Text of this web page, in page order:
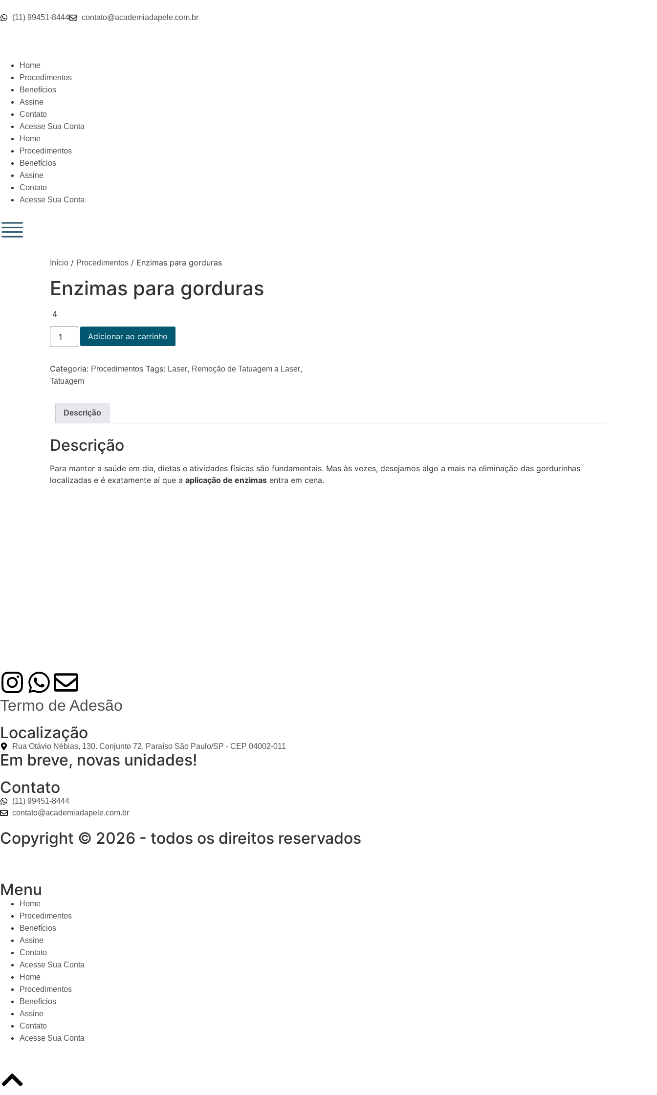
(11) 99451-8444 contato@academiadapele.com.br
Home
Procedimentos
Benefícios
Assine
Contato
Acesse Sua Conta
Home
Procedimentos
Benefícios
Assine
Contato
Acesse Sua Conta
Início / Procedimentos / Enzimas para gorduras
Enzimas para gorduras
4
Adicionar ao carrinho
Categoria: Procedimentos Tags: Laser, Remoção de Tatuagem a Laser,
Tatuagem
Descrição
Descrição
Para manter a saúde em dia, dietas e atividades físicas são fundamentais. Mas às vezes, desejamos algo a mais na eliminação das gordurinhas
localizadas e é exatamente aí que a aplicação de enzimas entra em cena.
Termo de Adesão
Localização
Rua Otávio Nébias, 130. Conjunto 72, Paraíso São Paulo/SP - CEP 04002-011
Em breve, novas unidades!
Contato
(11) 99451-8444
contato@academiadapele.com.br
Copyright © 2026 - todos os direitos reservados
Menu
Home
Procedimentos
Benefícios
Assine
Contato
Acesse Sua Conta
Home
Procedimentos
Benefícios
Assine
Contato
Acesse Sua Conta